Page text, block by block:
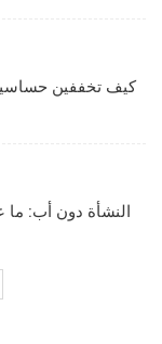
كيف تخففين
النشأة دون أب: ما